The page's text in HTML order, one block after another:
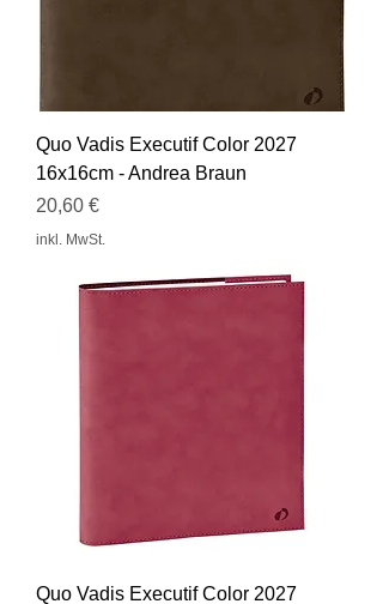
Quo Vadis Executif Color 2027
16x16cm - Andrea Braun
Preis
20,60 €
inkl. MwSt.
Quo Vadis Executif Color 2027